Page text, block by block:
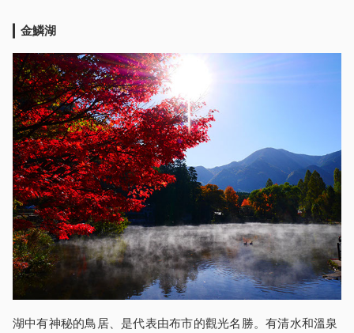
金鱗湖
湖中有神秘的鳥居、是代表由布市的觀光名勝。有清水和溫泉